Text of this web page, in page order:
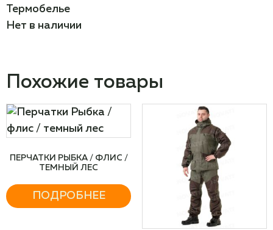
Термобелье
Нет в наличии
Похожие товары
ПЕРЧАТКИ РЫБКА / ФЛИС /
ТЕМНЫЙ ЛЕС
ПОДРОБНЕЕ